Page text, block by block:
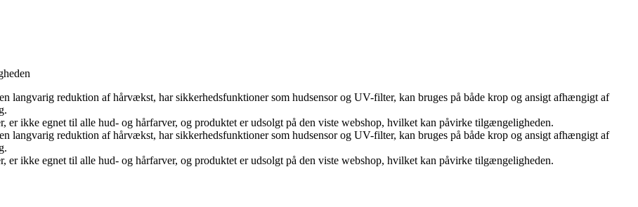
langvarig reduktion af hårvækst, har sikkerhedsfunktioner som hudsensor og UV-filter, kan bruges på både krop og ansigt afhængigt af
ikke egnet til alle hud- og hårfarver, og produktet er udsolgt på den viste webshop, hvilket kan påvirke tilgængeligheden.
langvarig reduktion af hårvækst, har sikkerhedsfunktioner som hudsensor og UV-filter, kan bruges på både krop og ansigt afhængigt af
ikke egnet til alle hud- og hårfarver, og produktet er udsolgt på den viste webshop, hvilket kan påvirke tilgængeligheden.